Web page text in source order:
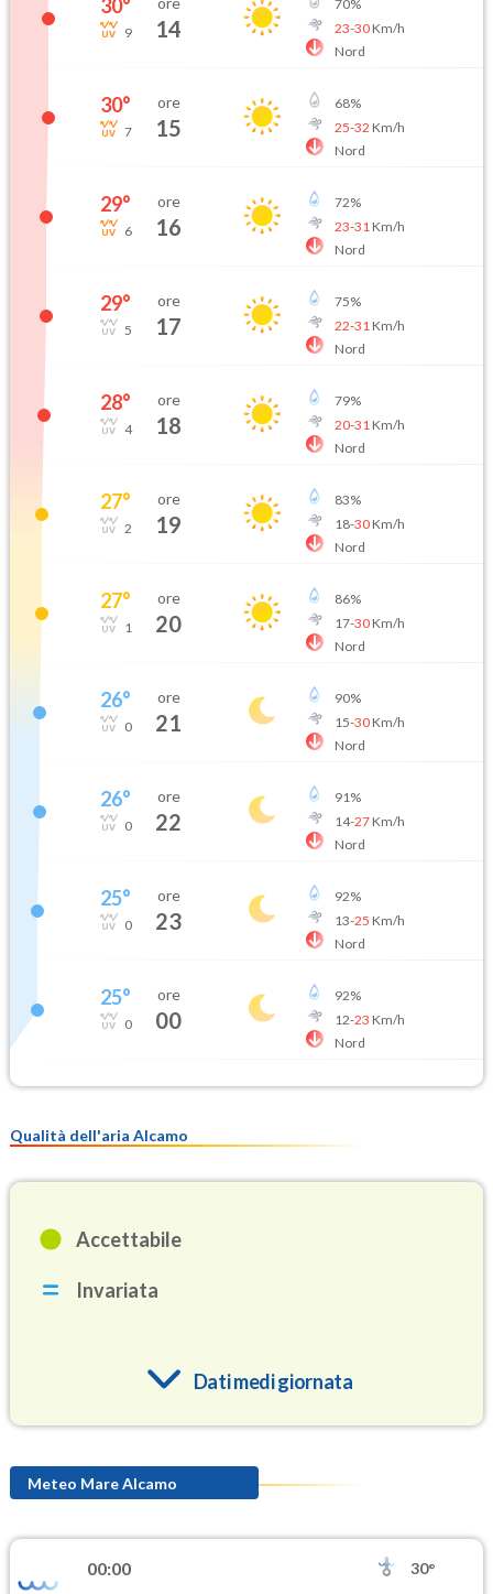
30°
9 14
70%
23-30Km/h
Nord
30°
7
ore
15
68%
25-32 Km/h
Nord
29°
6
ore
16
72%
23-31 Km/h
Nord
29°
5
ore
17
75%
22-31 Km/h
Nord
28°
4
ore
18
79%
20-31 Km/h
Nord
27°
2
ore
19
83%
18-30Km/h
Nord
27°
1
ore
20
86%
17-30Km/h
Nord
26°
0
ore
21
90%
15-30Km/h
Nord
26°
0
ore
22
91%
14-27Km/h
Nord
25°
0
ore
23
92%
13-25 Km/h
Nord
25°
0
ore
00
92%
12-23 Km/h
Nord
Qualità dell'aria Alcamo
Accettabile
Invariata
Dati medi giornata
(Ozono) 76.9
(Diossido di azoto)
Meteo Mare Alcamo
00:00
30°